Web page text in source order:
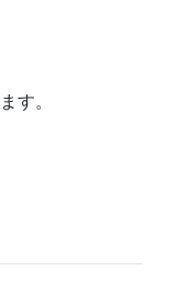
す。